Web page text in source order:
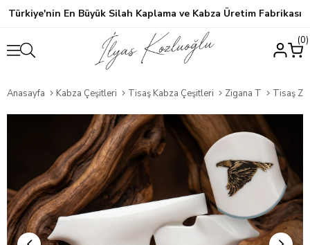
Türkiye'nin En Büyük Silah Kaplama ve Kabza Üretim Fabrikası
0
Anasayfa Kabza Çeşitleri Tisaş Kabza Çeşitleri Zigana T Tisaş